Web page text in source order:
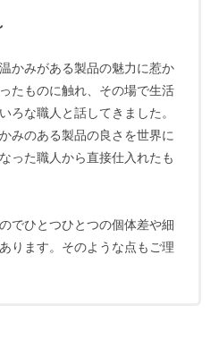
かみがある製品の魅力に惹か
たものに触れ、その場で生活
ろな職人と話してきました。
みのある製品の良さを世界に
った職人から直接仕入れたも
でひとつひとつの個体差や細
ります。そのような点もご理